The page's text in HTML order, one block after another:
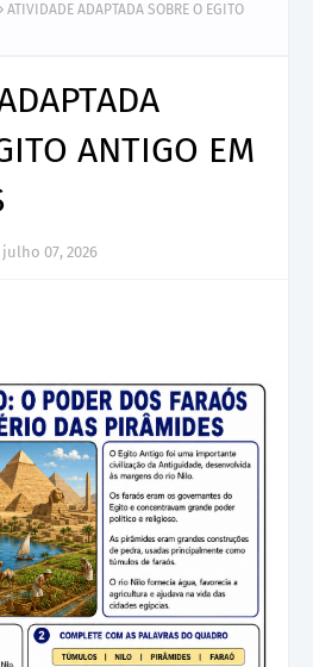
ATIVIDADE ADAPTADA SOBRE O EGITO
ANTIGO EM
julho 07, 2026